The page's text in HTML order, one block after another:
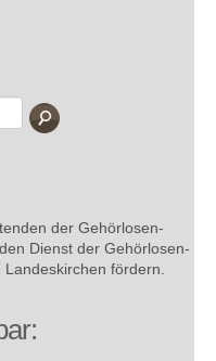
der Gehör­losen­
Dienst der Gehör­losen­
fördern.